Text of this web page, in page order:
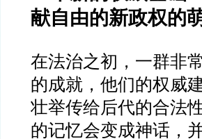
献自由的新政权的
在法治之初，一群非
的成就，他们的权威
壮举传给后代的合法
的记忆会变成神话，